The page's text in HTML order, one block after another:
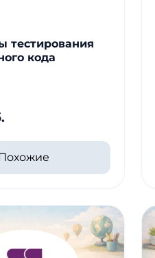
тестирования
кода